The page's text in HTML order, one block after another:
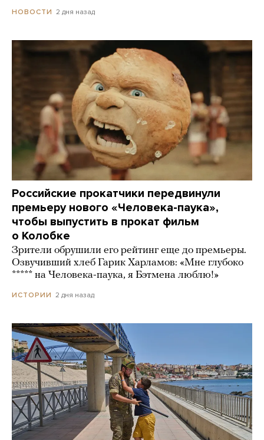
НОВОСТИ 2 дня назад
Российские прокатчики передвинули
премьеру нового «Человека-паука»,
чтобы выпустить в прокат фильм
о Колобке
Зрители обрушили его рейтинг еще до премьеры.
Озвучивший хлеб Гарик Харламов: «Мне глубоко
***** на Человека-паука, я Бэтмена люблю!»
ИСТОРИИ 2 дня назад